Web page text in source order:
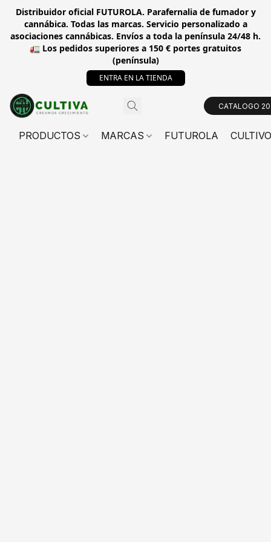
Distribuidor oficial FUTUROLA. Parafernalia de fumador y
cannábica. Todas las marcas. Servicio personalizado a
asociaciones cannábicas. Envíos a toda la península 24/48 h.
🚛 Los pedidos superiores a 150 € portes gratuitos
(península)
ENTRA EN LA TIENDA
CATALOGO
PRODUCTOS MARCAS FUTUROLA